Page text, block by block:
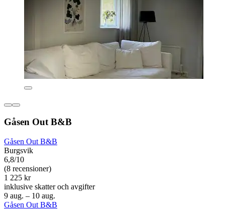
Gåsen Out B&B
Gåsen Out B&B
Burgsvik
6,8/10
(8 recensioner)
1 225 kr
inklusive skatter och avgifter
9 aug. – 10 aug.
Gåsen Out B&B